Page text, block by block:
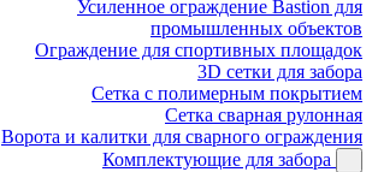
Усиленное ограждение Bastion для
промышленных объектов
Ограждение для спортивных площадок
3D сетки для забора
Сетка с полимерным покрытием
Сетка сварная рулонная
Ворота и калитки для сварного ограждения
Комплектующие для забора